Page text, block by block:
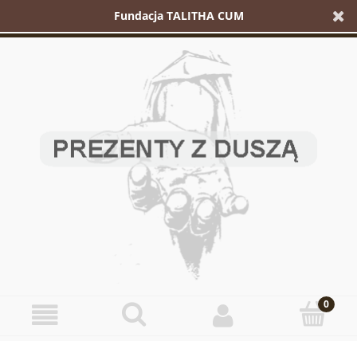
Fundacja TALITHA CUM